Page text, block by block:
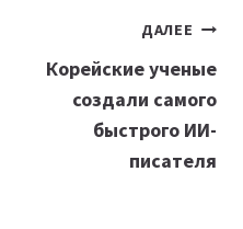
ДАЛЕЕ
Корейские ученые
создали самого
быстрого ИИ-
писателя